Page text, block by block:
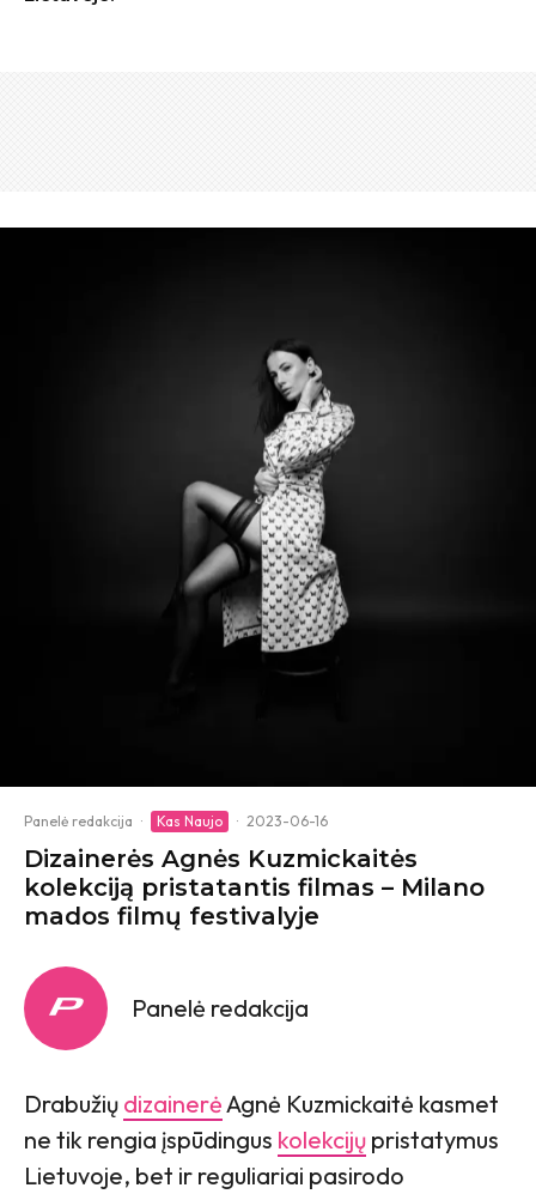
Panelė redakcija · Kas Naujo · 2023-06-16
Dizainerės Agnės Kuzmickaitės
kolekciją pristatantis filmas – Milano
mados filmų festivalyje
Panelė redakcija
Drabužių dizainerėAgnė Kuzmickaitė kasmet
ne tik rengia įspūdingus kolekcijų pristatymus
Lietuvoje, bet ir reguliariai pasirodo